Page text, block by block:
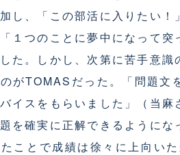
し、「この部活に入りたい！
１つのことに夢中になって
た。しかし、次第に苦手意
がTOMASだった。「問題文
イスをもらいました」（当
を確実に正解できるようにな
ことで成績は徐々に上向い